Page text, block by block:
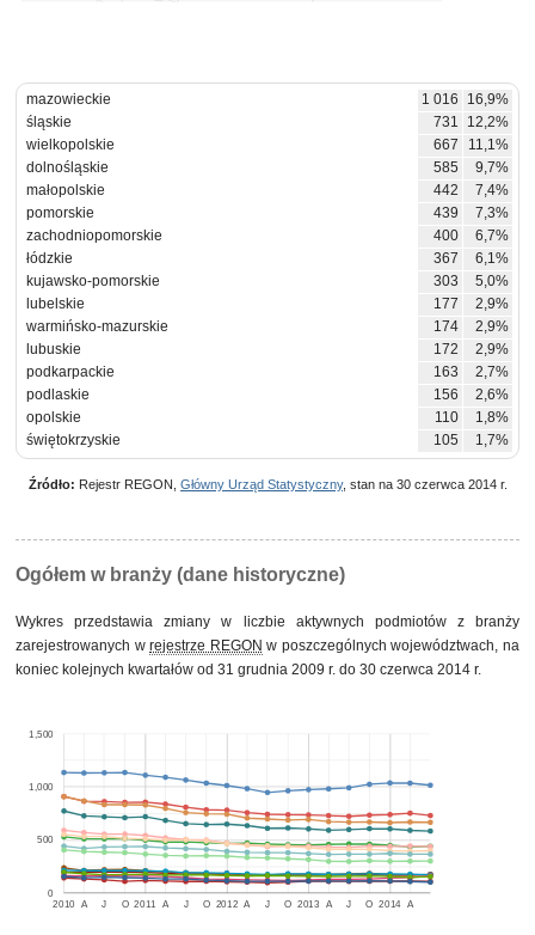
mazowieckie 1 016
16,9%
śląskie
731
12,2%
wielkopolskie
667
11,1%
dolnośląskie
585
9,7%
małopolskie
442
7,4%
pomorskie
439
7,3%
zachodniopomorskie
400
6,7%
łódzkie
367
6,1%
kujawsko-pomorskie
303
5,0%
lubelskie
177
2,9%
warmińsko-mazurskie
174
2,9%
lubuskie
172
2,9%
podkarpackie
163
2,7%
podlaskie
156
2,6%
opolskie
110
1,8%
świętokrzyskie
105 1,7%
Źródło: Rejestr REGON, Główny Urząd Statystyczny, stan na 30 czerwca 2014 r.
Ogółem w branży (dane historyczne)
Wykres przedstawia zmiany w liczbie aktywnych podmiotów z branży
zarejestrowanych wrejestrze REGON w poszczególnych województwach, na
koniec kolejnych kwartałów od 31 grudnia 2009 r. do 30 czerwca 2014 r.
2010 2011 2012 2013 2014
A J O A J O A J O A J O A
0
500
1,000
1,500